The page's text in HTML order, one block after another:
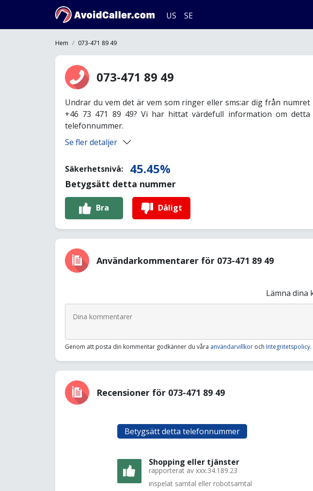
US SE
Hem 073-471 89 49
073-471 89 49
Undrar du vem det är vem som ringer eller sms:ar dig från numret
+46 73 471 89 49? Vi har hittat värdefull information om detta
telefonnummer.
Se fler detaljer
Säkerhetsnivå: 45.45%
Betygsätt detta nummer
Bra Dåligt
Användarkommentarer för 073-471 89 49
Lämna dina
Genom att posta din kommentar godkänner du våra användarvillkor och Integritetspolicy.
Recensioner för 073-471 89 49
Betygsätt detta telefonnummer
Shopping eller tjänster
rapporterat av xxx.34.189.23
inspelat samtal eller robotsamtal